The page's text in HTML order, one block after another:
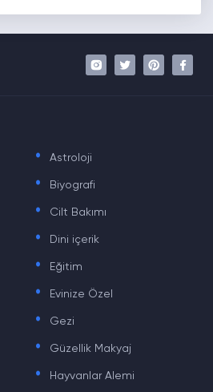
. Astroloji
. Biyografi
. Cilt Bakımı
. Dini içerik
. Eğitim
. Evinize Özel
. Gezi
. Güzellik Makyaj
. Hayvanlar Alemi